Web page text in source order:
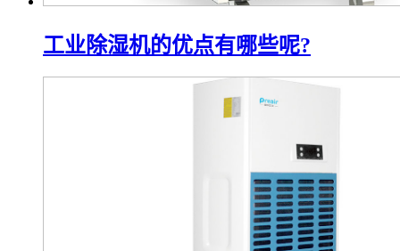
工业除湿机的优点有哪些呢?